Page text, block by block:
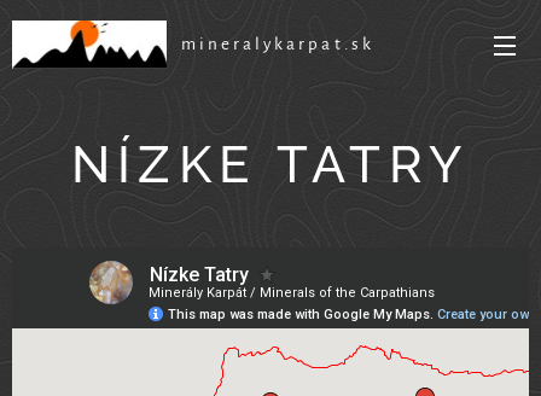
mineralykarpat.sk
NÍZKE TATRY